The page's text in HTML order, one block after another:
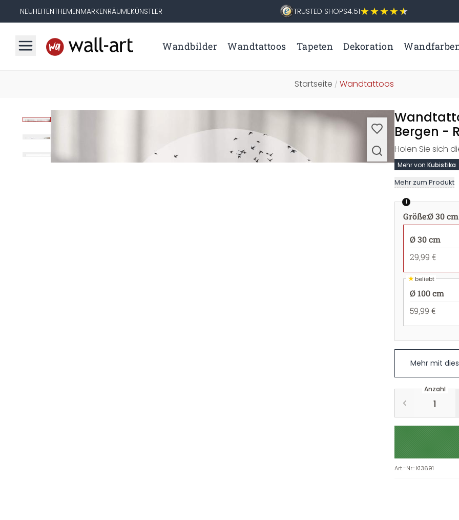
NEUHEITENTHEMENMARKENRÄUMEKÜNSTLER TRUSTED SHOPS4.51
Wandbilder Wandtattoos Tapeten Dekoration
Startseite / Wandtattoos
Bergen -
Holen Sie sich
Mehr von Kubistika
Mehr zum Produkt
1
Größe:Ø 30 cm
Ø 30 cm
29,99 €
★beliebt
Ø 100 cm
59,99 €
Mehr mit
Anzahl
Art.-Nr.: K13691